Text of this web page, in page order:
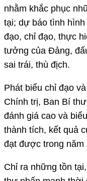
nhằm khắc phục
tại; dự báo tình
đạo, chỉ đạo, thực
tưởng của Đảng,
sai trái, thù địch.
Phát biểu chỉ đạo
Chính trị, Ban Bí
đánh giá cao và
thành tích, kết quả
đạt được trong năm
Chỉ ra những tồn